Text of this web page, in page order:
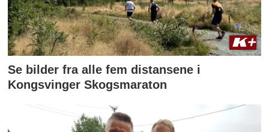
Se bilder fra alle fem distansene i
Kongsvinger Skogsmaraton